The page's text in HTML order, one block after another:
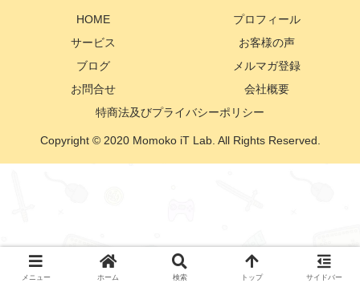
HOME
プロフィール
サービス
お客様の声
ブログ
メルマガ登録
お問合せ
会社概要
特商法及びプライバシーポリシー
Copyright © 2020 Momoko iT Lab. All Rights Reserved.
メニュー ホーム 検索 トップ サイドバー